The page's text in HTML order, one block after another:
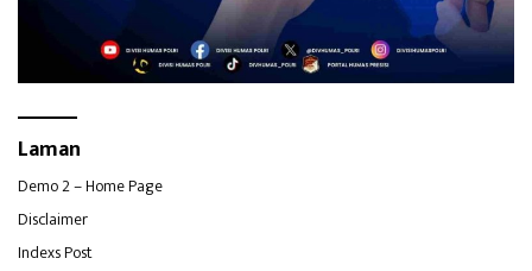
Laman
Demo 2 – Home Page
Disclaimer
Indexs Post